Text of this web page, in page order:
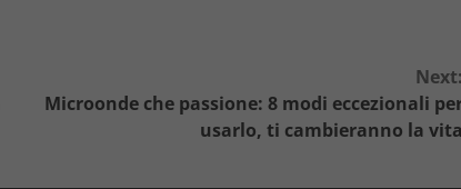
Microonde che passione: 8 modi eccezionali
usarlo, ti cambieranno la